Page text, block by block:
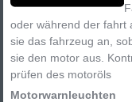
oder während der fahrt
sie das fahrzeug an,
sie den motor aus.
prüfen des motoröls
Motorwarnleuchten